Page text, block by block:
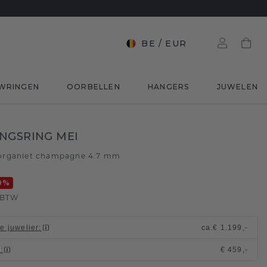
BE / EUR
OORBELLEN HANGERS JUWELEN
MEI
champagne 4.7 mm
%
juwelier: ca.€ 1.199,-
: € 459,-